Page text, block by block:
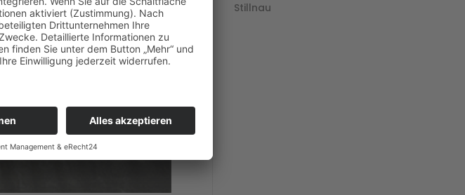
Stillnau